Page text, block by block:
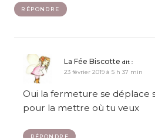
RÉPONDRE
La Fée Biscotte dit :
23 février 2019 à 5 h 37 min
Oui la fermeture se déplace
pour la mettre où tu veux
RÉPONDRE